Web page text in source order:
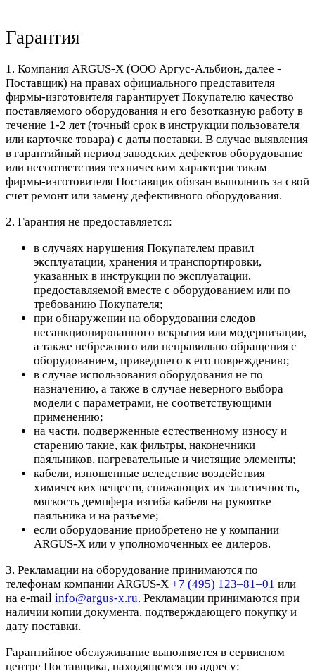
Гарантия
1. Компания ARGUS-X (ООО Аргус-Альбион, далее -
Поставщик) на правах официального представителя
фирмы-изготовителя гарантирует Покупателю качество
поставляемого оборудования и его безотказную работу в
течение 1-2 лет (точный срок в инструкции пользователя
или карточке товара) с даты поставки. В случае выявления
в гарантийный период заводских дефектов оборудование
или несоответствия техническим характеристикам
фирмы-изготовителя Поставщик обязан выполнить за свой
счет ремонт или замену дефективного оборудования.
2. Гарантия не предоставляется:
в случаях нарушения Покупателем правил
эксплуатации, хранения и транспортировки,
указанных в инструкции по эксплуатации,
предоставляемой вместе с оборудованием или по
требованию Покупателя;
при обнаружении на оборудовании следов
несанкционированного вскрытия или модернизации,
а также небрежного или неправильно обращения с
оборудованием, приведшего к его повреждению;
в случае использования оборудования не по
назначению, а также в случае неверного выбора
модели с параметрами, не соответствующими
применению;
на части, подверженные естественному износу и
старению такие, как фильтры, наконечники
паяльников, нагревательные и чистящие элементы;
кабели, изношенные вследствие воздействия
химических веществ, снижающих их эластичность,
мягкость демпфера изгиба кабеля на рукоятке
паяльника и на разъеме;
если оборудование приобретено не у компании
ARGUS-X или у уполномоченных ее дилеров.
3. Рекламации на оборудование принимаются по
телефонам компании ARGUS-X +7 (495) 123–81–01 или
на e-mail info@argus-x.ru. Рекламации принимаются при
наличии копии документа, подтверждающего покупку и
дату поставки.
Гарантийное обслуживание выполняется в сервисном
центре Поставщика, находящемся по адресу: